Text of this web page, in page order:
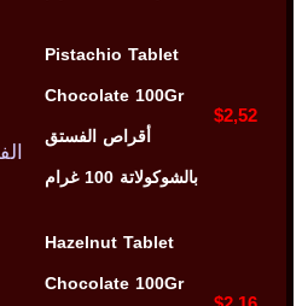
Pistachio Tablet
Chocolate 100Gr
أقراص الفستق
بالشوكولاتة 100 غرام
$2,52
Hazelnut Tablet
Chocolate 100Gr